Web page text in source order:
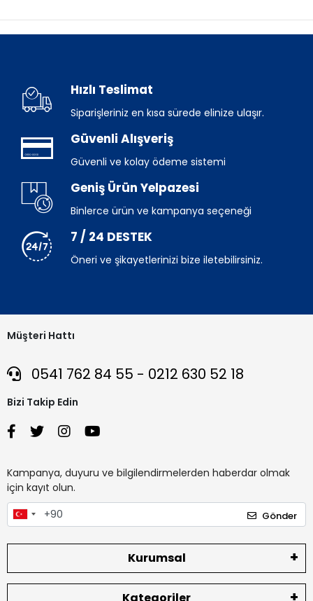
Hızlı Teslimat
Siparişleriniz en kısa sürede elinize ulaşır.
Güvenli Alışveriş
Güvenli ve kolay ödeme sistemi
Geniş Ürün Yelpazesi
Binlerce ürün ve kampanya seçeneği
7 / 24 DESTEK
Öneri ve şikayetlerinizi bize iletebilirsiniz.
Müşteri Hattı
0541 762 84 55 - 0212 630 52 18
Bizi Takip Edin
Kampanya, duyuru ve bilgilendirmelerden haberdar olmak
için kayıt olun.
Gönder
Kurumsal